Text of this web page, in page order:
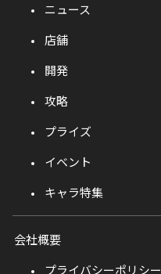
ニュース
店舗
開発
攻略
プライズ
イベント
キャラ特集
会社概要
プライバシーポリシー